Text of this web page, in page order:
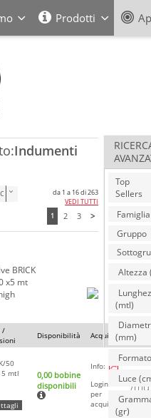
Prodotti
Indumenti
da 1 a 16 di 263
VEDI TUTTI
1
2 3 >
BRICK
x5 mt
/
Disponibilità Acquista Prezzo
50
5 mtl
0,00 bobine
disponibili
Info:
Login
per
acquisti
45,43
/mq
Top
Sellers
Altezza
(mtl)
(mm)
Luce
(gr)